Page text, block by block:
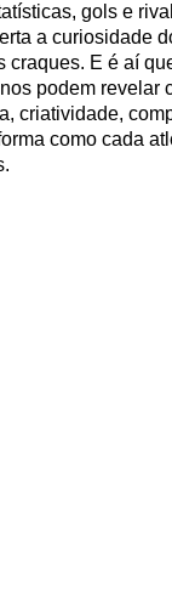
gols e
a curiosidade
craques. E é aí
podem revelar
criatividade,
como cada